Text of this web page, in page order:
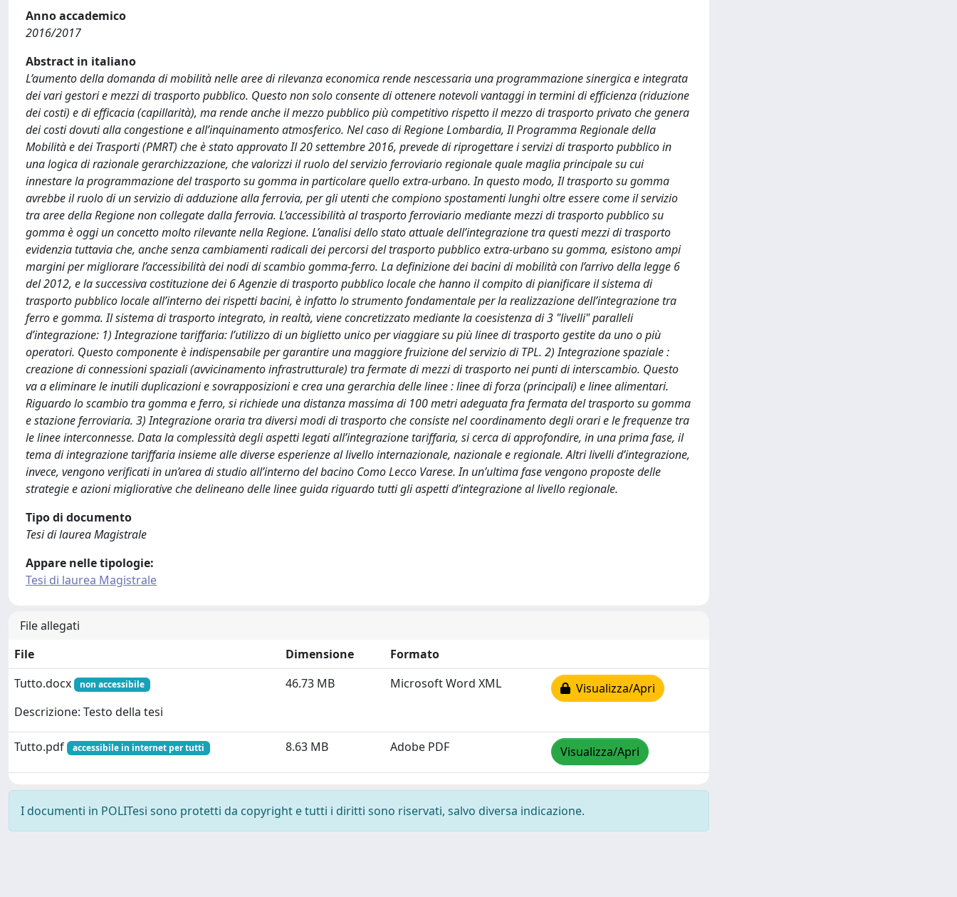
Anno accademico
2016/2017
Abstract in italiano
L’aumento della domanda di mobilità nelle aree di rilevanza economica rende nescessaria una programmazione sinergica e integrata
dei vari gestori e mezzi di trasporto pubblico. Questo non solo consente di ottenere notevoli vantaggi in termini di efficienza (riduzione
dei costi) e di efficacia (capillarità), ma rende anche il mezzo pubblico più competitivo rispetto il mezzo di trasporto privato che genera
dei costi dovuti alla congestione e all’inquinamento atmosferico. Nel caso di Regione Lombardia, Il Programma Regionale della
Mobilità e dei Trasporti (PMRT) che è stato approvato Il 20 settembre 2016, prevede di riprogettare i servizi di trasporto pubblico in
una logica di razionale gerarchizzazione, che valorizzi il ruolo del servizio ferroviario regionale quale maglia principale su cui
innestare la programmazione del trasporto su gomma in particolare quello extra-urbano. In questo modo, Il trasporto su gomma
avrebbe il ruolo di un servizio di adduzione alla ferrovia, per gli utenti che compiono spostamenti lunghi oltre essere come il servizio
tra aree della Regione non collegate dalla ferrovia. L’accessibilità al trasporto ferroviario mediante mezzi di trasporto pubblico su
gomma è oggi un concetto molto rilevante nella Regione. L’analisi dello stato attuale dell’integrazione tra questi mezzi di trasporto
evidenzia tuttavia che, anche senza cambiamenti radicali dei percorsi del trasporto pubblico extra-urbano su gomma, esistono ampi
margini per migliorare l’accessibilità dei nodi di scambio gomma-ferro. La definizione dei bacini di mobilità con l’arrivo della legge 6
del 2012, e la successiva costituzione dei 6 Agenzie di trasporto pubblico locale che hanno il compito di pianificare il sistema di
trasporto pubblico locale all’interno dei rispetti bacini, è infatto lo strumento fondamentale per la realizzazione dell’integrazione tra
ferro e gomma. Il sistema di trasporto integrato, in realtà, viene concretizzato mediante la coesistenza di 3 "livelli" paralleli
d’integrazione: 1) Integrazione tariffaria: l’utilizzo di un biglietto unico per viaggiare su più linee di trasporto gestite da uno o più
operatori. Questo componente è indispensabile per garantire una maggiore fruizione del servizio di TPL. 2) Integrazione spaziale :
creazione di connessioni spaziali (avvicinamento infrastrutturale) tra fermate di mezzi di trasporto nei punti di interscambio. Questo
va a eliminare le inutili duplicazioni e sovrapposizioni e crea una gerarchia delle linee : linee di forza (principali) e linee alimentari.
Riguardo lo scambio tra gomma e ferro, si richiede una distanza massima di 100 metri adeguata fra fermata del trasporto su gomma
e stazione ferroviaria. 3) Integrazione oraria tra diversi modi di trasporto che consiste nel coordinamento degli orari e le frequenze tra
le linee interconnesse. Data la complessità degli aspetti legati all’integrazione tariffaria, si cerca di approfondire, in una prima fase, il
tema di integrazione tariffaria insieme alle diverse esperienze al livello internazionale, nazionale e regionale. Altri livelli d’integrazione,
invece, vengono verificati in un’area di studio all’interno del bacino Como Lecco Varese. In un’ultima fase vengono proposte delle
strategie e azioni migliorative che delineano delle linee guida riguardo tutti gli aspetti d’integrazione al livello regionale.
Tipo di documento
Tesi di laurea Magistrale
Appare nelle tipologie:
Tesi di laurea Magistrale
File allegati
File
Dimensione
Formato
Tutto.docx
non accessibile
Descrizione: Testo della tesi
46.73 MB Microsoft Word XML Visualizza/Apri
Tutto.pdf accessibile in internet per tutti 8.63 MB Adobe PDF Visualizza/Apri
I documenti in POLITesi sono protetti da copyright e tutti i diritti sono riservati, salvo diversa indicazione.